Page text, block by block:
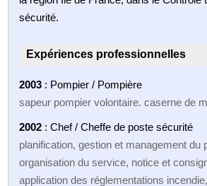
sécurité.
Expériences professionnelles
2003 : Pompier / Pompière
sapeur pompier volontaire. caserne de
2002 : Chef / Cheffe de poste sécurité
planification, gestion et management du
organisation du service, notice et
application des réglementations